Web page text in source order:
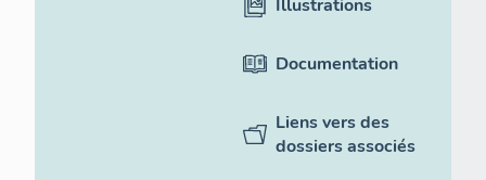
Illustrations
Documentation
Liens vers des
dossiers associés